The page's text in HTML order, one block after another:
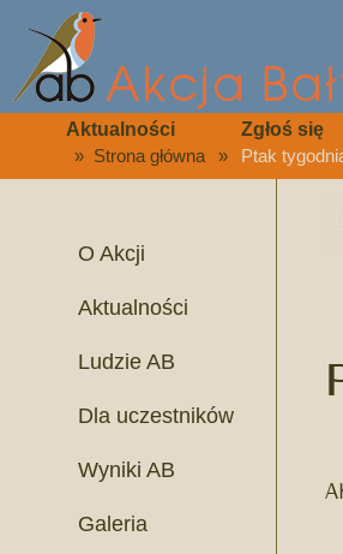
Aktualności Zgłoś się
» Strona główna » Ptak
O Akcji
Aktualności
Ludzie AB
Dla uczestników
Wyniki AB
Galeria